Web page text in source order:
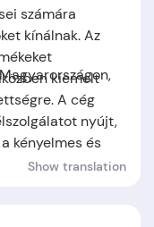
számára
kínálnak. Az
kiemelt
A cég
nyújt,
kényelmes és
Magyarországon,
Show translation